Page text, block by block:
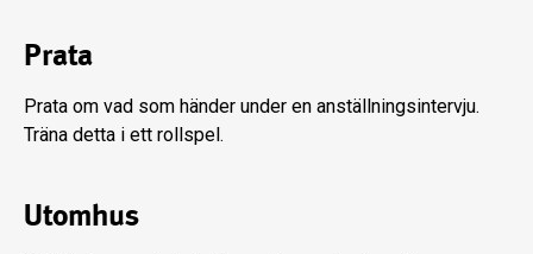
Prata
Prata om vad som händer under en anställningsintervju.
Träna detta i ett rollspel.
Utomhus